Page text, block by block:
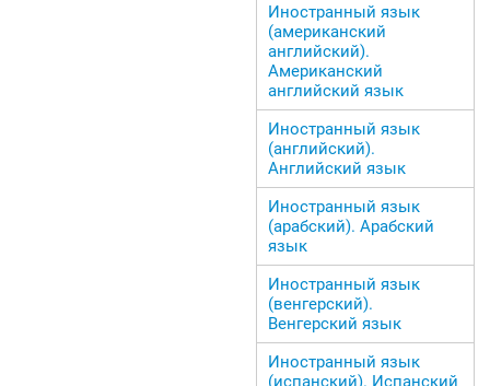
Иностранный язык
(американский
английский).
Американский
английский язык
Иностранный язык
(английский).
Английский язык
Иностранный язык
(арабский). Арабский
язык
Иностранный язык
(венгерский).
Венгерский язык
Иностранный язык
(испанский). Испанский